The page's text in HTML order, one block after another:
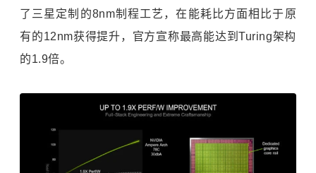
了三星定制的8nm制程工艺，在能耗比方面相比于原
有的12nm获得提升，官方宣称最高能达到Turing架构
的1.9倍。